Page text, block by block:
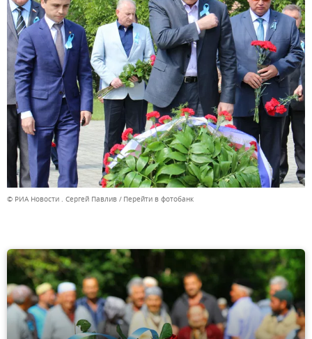
© РИА Новости . Сергей Павлив Перейти в фотобанк